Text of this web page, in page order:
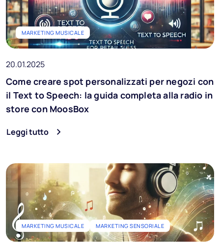
MARKETING MUSICALE
20.01.2025
Come creare spot personalizzati per negozi con
il Text to Speech: la guida completa alla radio in
store con MoosBox
Leggi tutto
MARKETING MUSICALE MARKETING SENSORIALE